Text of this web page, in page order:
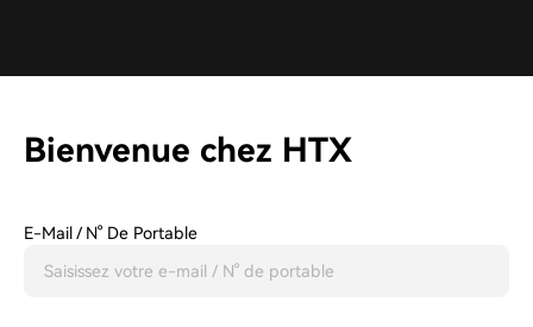
Bienvenue chez HTX
E-Mail / N° De Portable